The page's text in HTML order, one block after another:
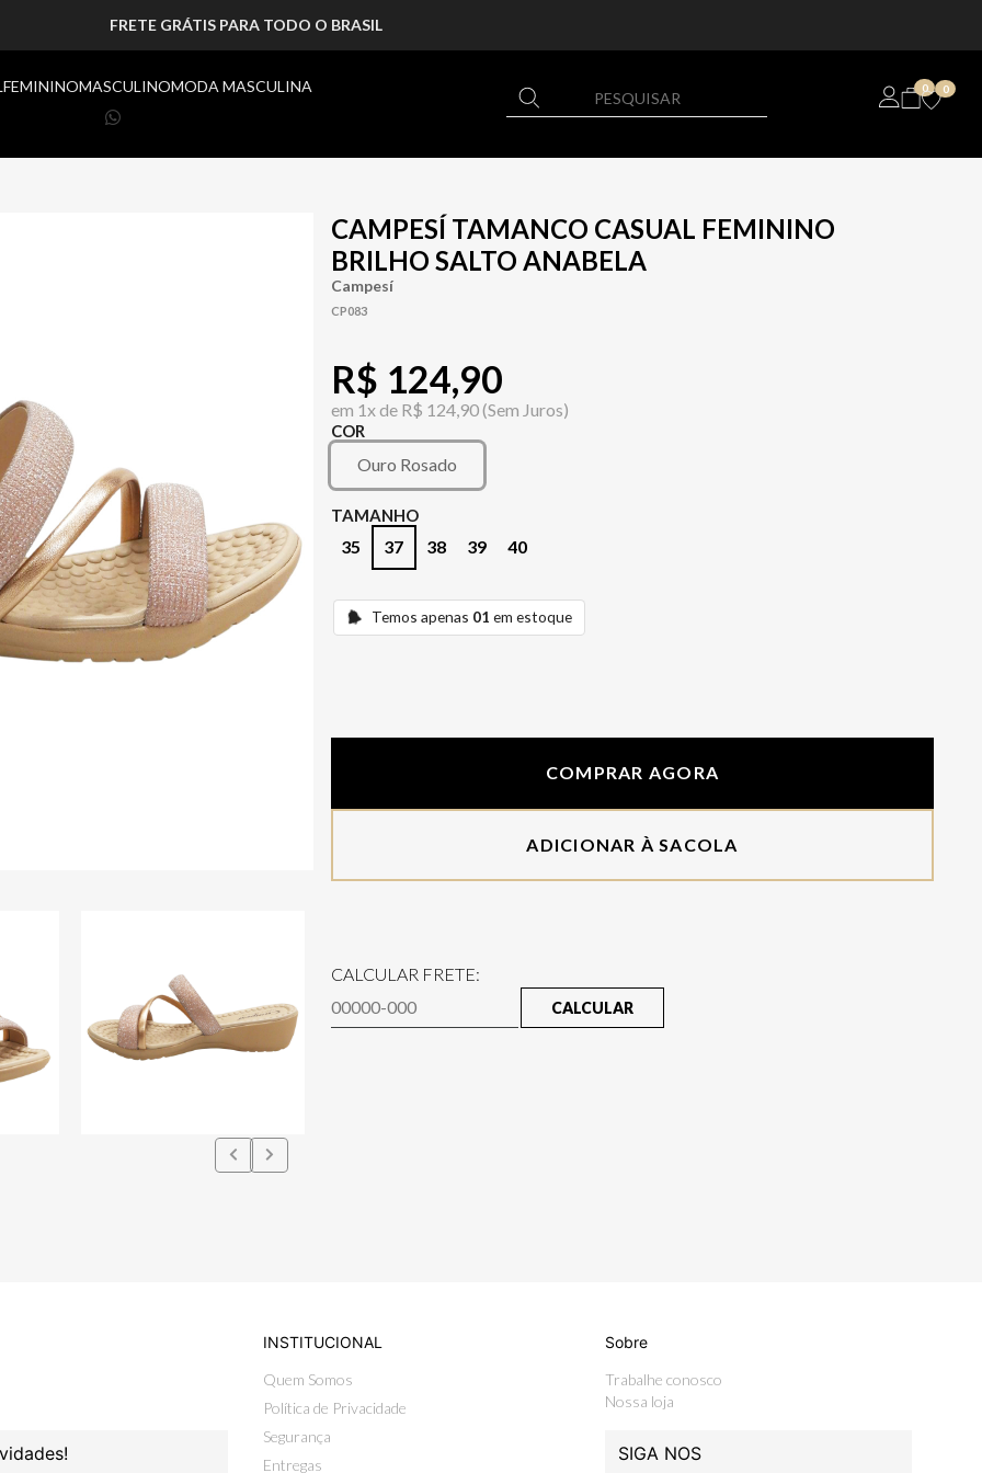
FRETE GRÁTIS PARA TODO O BRASIL
FEMININOMASCULINOMODA MASCULINA 0 0
CAMPESÍ TAMANCO CASUAL FEMININO
BRILHO SALTO ANABELA
Campesí
CP083
R$ 124,90
em 1x de R$ 124,90(Sem Juros)
COR
Ouro Rosado
TAMANHO
35 37 38 39 40
Temos apenas 01 em estoque
COMPRAR AGORA
ADICIONAR À SACOLA
CALCULAR FRETE:
CALCULAR
INSTITUCIONAL
Quem Somos
Política de Privacidade
Segurança
Entregas
Sobre
Trabalhe conosco
Nossa loja
SIGA NOS